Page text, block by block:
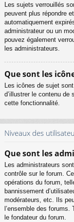
Les sujets verrouillés
peuvent plus répondre
automatiquement
administrateur ou un
pouvez également
les administrateurs.
Que sont les
Les icônes de sujet
d’illustrer le contenu
cette fonctionnalité.
Niveaux des
Que sont les
Les administrateurs
contrôle sur le forum.
opérations du forum,
bannissement
modérateurs, etc. Ils
l’ensemble des
le fondateur du forum.